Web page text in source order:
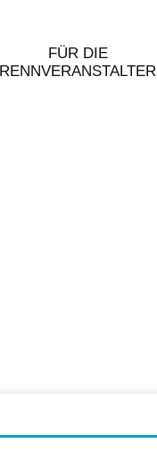
FÜR DIE
RENNVERANSTALTER